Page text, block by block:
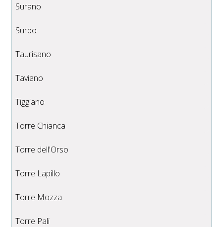
Surano
Surbo
Taurisano
Taviano
Tiggiano
Torre Chianca
Torre dell'Orso
Torre Lapillo
Torre Mozza
Torre Pali